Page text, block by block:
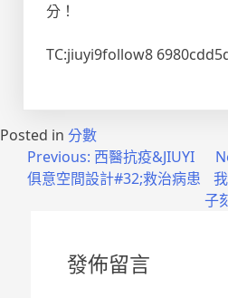
分！
TC:jiuyi9follow8
Posted in 分數
Previous: 西醫抗疫&JIUYI
俱意空間設計#32;救治病患
子
發佈留言